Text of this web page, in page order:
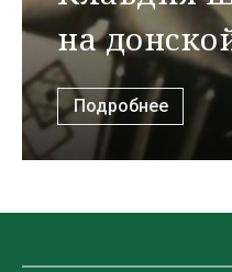
на
Подробнее